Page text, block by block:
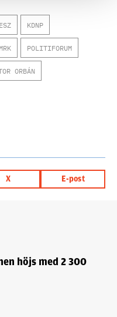
KDNP
MRK POLITIFORUM
ORBÁN
X E-post
höjs med 2 300